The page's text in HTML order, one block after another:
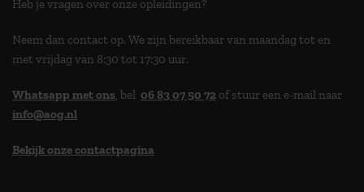
Heb je vragen over onze opleidingen?
Neem dan contact op. We zijn bereikbaar van maandag tot en
met vrijdag van 8:30 tot 17:30 uur.
Whatsapp met ons, bel 06 83 07 50 72 of stuur een e-mail naar
info@aog.nl
Bekijk onze contactpagina